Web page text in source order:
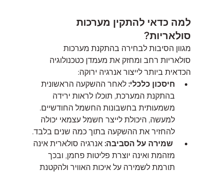
למה כדאי להתקין מערכות
סולאריות?
מגוון הסיבות לבחירה בהתקנת מערכות
סולאריות רחב ומחזק את מעמדן כטכנולוגיה
הכדאית ביותר לייצור אנרגיה ירוקה:
חיסכון כלכלי: לאחר ההשקעה הראשונית
בהתקנת המערכת, תוכלו לראות ירידה
משמעותית בחשבונות החשמל החודשיים.
למעשה, היכולת לייצר חשמל עצמאי יכולה
להחזיר את ההשקעה בתוך כמה שנים בלבד.
שמירה על הסביבה: אנרגיה סולארית אינה
מזהמת ואינה יוצרת פליטות פחמן, ובכך
תורמת לשמירה על איכות האוויר ולהקטנת